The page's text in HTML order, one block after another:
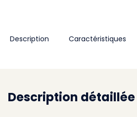
Description Caractéristiques
Description détaillée